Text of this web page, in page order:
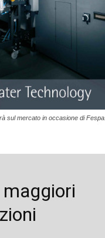
sul mercato in occasione di Fespa.
maggiori